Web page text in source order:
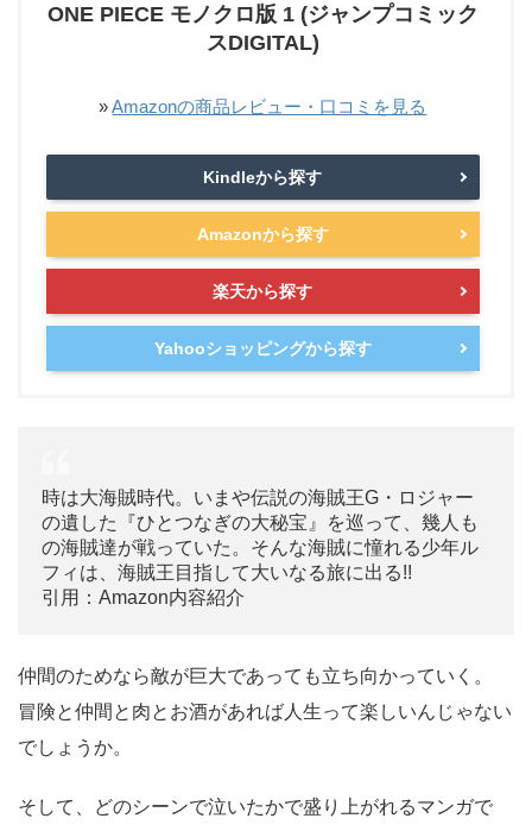
ONE PIECE モノクロ版 1 (ジャンプコミック
スDIGITAL)
»Amazonの商品レビュー・口コミを見る
Kindleから探す
Amazonから探す
楽天から探す
Yahooショッピングから探す
時は大海賊時代。いまや伝説の海賊王G・ロジャー
の遺した『ひとつなぎの大秘宝』を巡って、幾人も
の海賊達が戦っていた。そんな海賊に憧れる少年ル
フィは、海賊王目指して大いなる旅に出る!!
引用：Amazon内容紹介
仲間のためなら敵が巨大であっても立ち向かっていく。
冒険と仲間と肉とお酒があれば人生って楽しいんじゃない
でしょうか。
そして、どのシーンで泣いたかで盛り上がれるマンガで